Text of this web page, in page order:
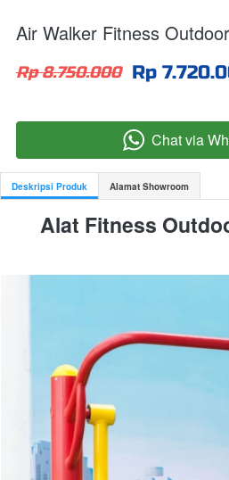
Air Walker Fitness Outdoor
Rp 8.750.000 Rp
` Chat via
Deskripsi Produk Alamat Showroom
Alat Fitness